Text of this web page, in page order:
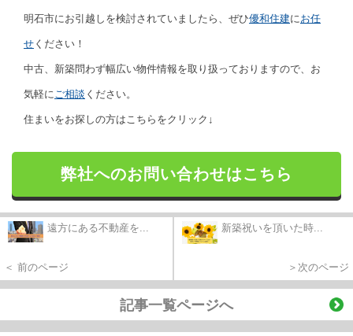
明石市にお引越しを検討されていましたら、ぜひ優和住建に お任
せ ください！
中古、新築問わず幅広い物件情報を取り扱っておりますので、お
気軽に ご相談 ください。
住まいをお探しの方はこちらをクリック↓
弊社へのお問い合わせはこちら
遠方にある不動産を...
＜ 前のページ
新築祝いを頂いた時...
＞次のページ
記事一覧ページへ